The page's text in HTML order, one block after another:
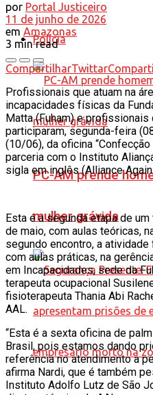
Polícia
PC-AM prende
mulher grávida
por Portal Justiceiro
11 de junho de 2026
em Amazonas
3 min read
CompartilharTwittar
Profissionais que atuam na
incapacidades físicas da
Matta (Fuham) e
participaram, segunda-feira
(10/06), da oficina
parceria com o Instituto
sigla em inglês (Alliance
Esta é a segunda etapa de
de maio, com aulas teóricas,
segundo encontro, a
com aulas práticas, na
em Incapacidades, sede da
terapeuta ocupacional
fisioterapeuta Thania Abi
AAL.
“Esta é a sexta oficina de
Brasil, pois estamos dando
referência no atendimento a
afirma Nardi, que é também
Instituto Adolfo Lutz de São